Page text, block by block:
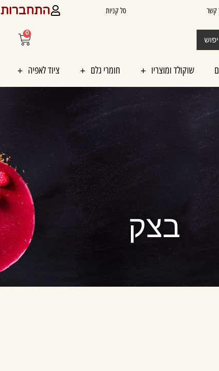
קשר סל קניות התחברות
0
עגלת
קניות
שוקולד ומוצריו חומרי גלם ציוד לאפיה
בצק